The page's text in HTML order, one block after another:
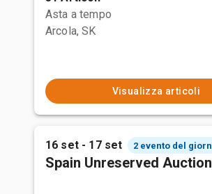
Asta a tempo
Arcola, SK
Visualizza articoli
16 set - 17 set 2 evento del
Spain Unreserved